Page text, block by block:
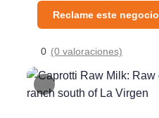
Reclame este negocio
0 (0 valoraciones)